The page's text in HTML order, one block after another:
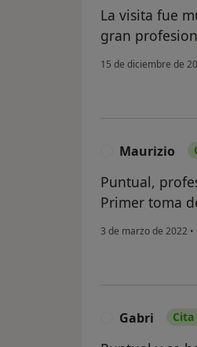
La visita fue
gran
15 de diciembre de
Maurizio
Puntual,
Primer toma
3 de marzo de 2022 •
Gabri